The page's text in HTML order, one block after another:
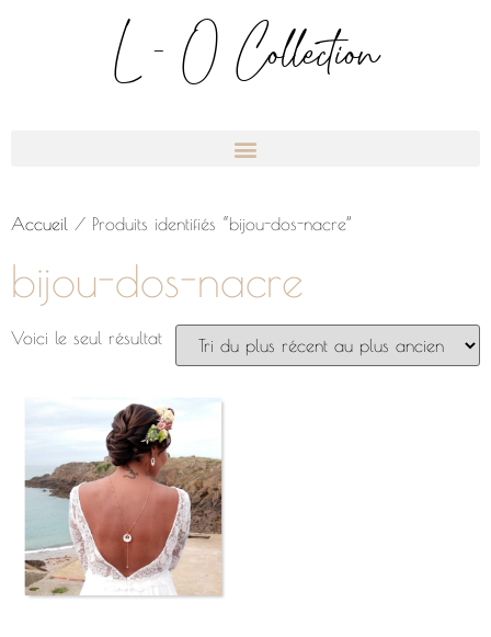
L - O Collection
Accueil / Produits identifiés “bijou-dos-nacre”
bijou-dos-nacre
Voici le seul résultat